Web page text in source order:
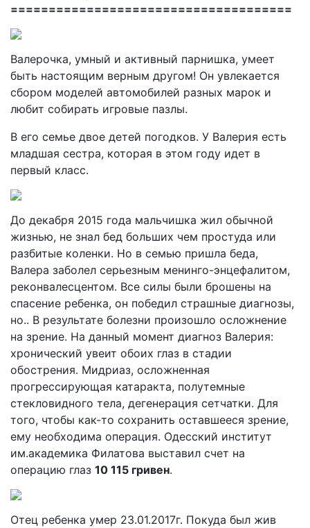
=====================================
Валерочка, умный и активный парнишка, умеет
быть настоящим верным другом! Он увлекается
сбором моделей автомобилей разных марок и
любит собирать игровые пазлы.
В его семье двое детей погодков. У Валерия есть
младшая сестра, которая в этом году идет в
первый класс.
До декабря 2015 года мальчишка жил обычной
жизнью, не знал бед больших чем простуда или
разбитые коленки. Но в семью пришла беда,
Валера заболел серьезным менинго-энцефалитом,
реконвалесцентом. Все силы были брошены на
спасение ребенка, он победил страшные диагнозы,
но.. В результате болезни произошло осложнение
на зрение. На данный момент диагноз Валерия:
хронический увеит обоих глаз в стадии
обострения. Мидриаз, осложненная
прогрессирующая катаракта, полутемные
стекловидного тела, дегенерация сетчатки. Для
того, чтобы как-то сохранить оставшееся зрение,
ему необходима операция. Одесский институт
им.академика Филатова выставил счет на
операцию глаз 10 115 гривен.
Отец ребенка умер 23.01.2017г. Покуда был жив